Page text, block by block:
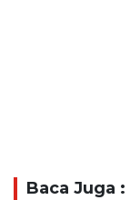
Baca Juga :